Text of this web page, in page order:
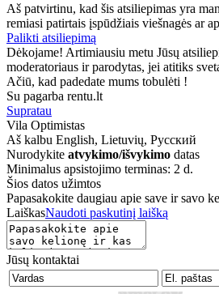
Aš patvirtinu, kad šis atsiliepimas yra
remiasi patirtais įspūdžiais viešnagės ar
Palikti atsiliepimą
Dėkojame! Artimiausiu metu Jūsų
moderatoriaus ir parodytas, jei atitiks
Ačiū, kad padedate mums tobulėti !
Su pagarba rentu.lt
Supratau
Vila Optimistas
Aš kalbu English, Lietuvių, Русский
Nurodykite atvykimo/išvykimo datas
Minimalus apsistojimo terminas: 2 d.
Šios datos užimtos
Papasakokite daugiau apie save ir savo
LaiškasNaudoti paskutinį laišką
Jūsų kontaktai